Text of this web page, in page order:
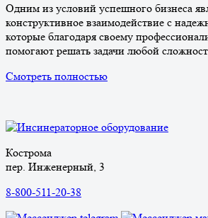
Одним из условий успешного бизнеса
конструктивное взаимодействие с
которые благодаря своему
помогают решать задачи любой
Смотреть полностью
Кострома
пер. Инженерный, 3
8-800-511-20-38